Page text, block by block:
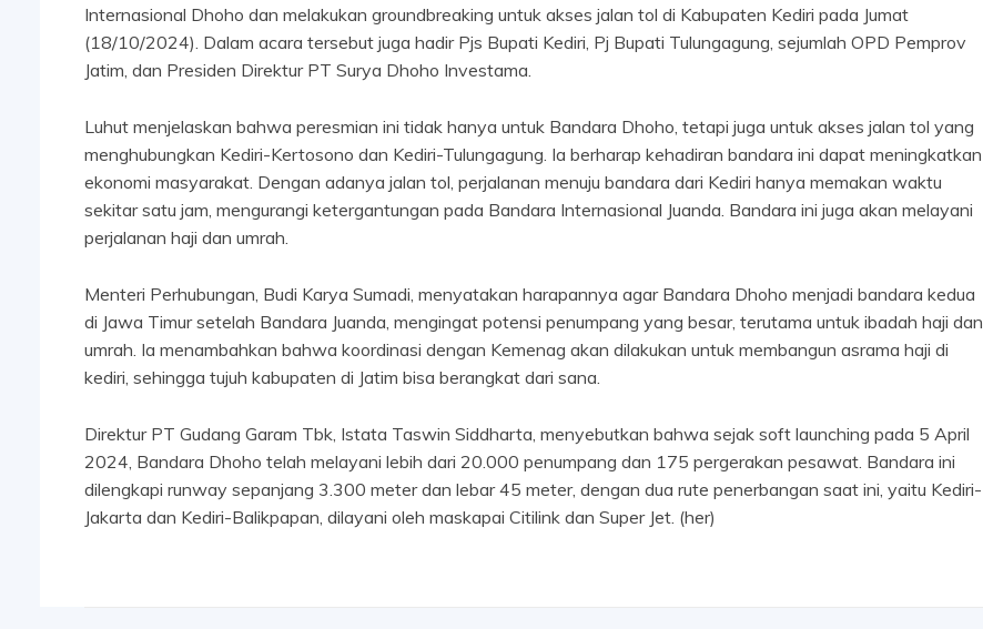
Internasional Dhoho dan melakukan groundbreaking untuk akses jalan tol di Kabupaten Kediri pada Jumat
(18/10/2024). Dalam acara tersebut juga hadir Pjs Bupati Kediri, Pj Bupati Tulungagung, sejumlah OPD Pemprov
Jatim, dan Presiden Direktur PT Surya Dhoho Investama.
Luhut menjelaskan bahwa peresmian ini tidak hanya untuk Bandara Dhoho, tetapi juga untuk akses jalan tol yang
menghubungkan Kediri-Kertosono dan Kediri-Tulungagung. Ia berharap kehadiran bandara ini dapat meningkatkan
ekonomi masyarakat. Dengan adanya jalan tol, perjalanan menuju bandara dari Kediri hanya memakan waktu
sekitar satu jam, mengurangi ketergantungan pada Bandara Internasional Juanda. Bandara ini juga akan melayani
perjalanan haji dan umrah.
Menteri Perhubungan, Budi Karya Sumadi, menyatakan harapannya agar Bandara Dhoho menjadi bandara kedua
di Jawa Timur setelah Bandara Juanda, mengingat potensi penumpang yang besar, terutama untuk ibadah haji dan
umrah. Ia menambahkan bahwa koordinasi dengan Kemenag akan dilakukan untuk membangun asrama haji di
kediri, sehingga tujuh kabupaten di Jatim bisa berangkat dari sana.
Direktur PT Gudang Garam Tbk, Istata Taswin Siddharta, menyebutkan bahwa sejak soft launching pada 5 April
2024, Bandara Dhoho telah melayani lebih dari 20.000 penumpang dan 175 pergerakan pesawat. Bandara ini
dilengkapi runway sepanjang 3.300 meter dan lebar 45 meter, dengan dua rute penerbangan saat ini, yaitu Kediri-
Jakarta dan Kediri-Balikpapan, dilayani oleh maskapai Citilink dan Super Jet. (her)